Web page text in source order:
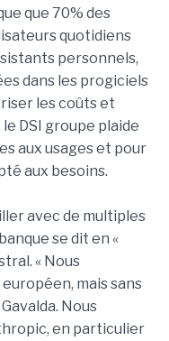
que 70% des
quotidiens
personnels,
dans les progiciels
les coûts et
DSI groupe plaide
aux usages et pour
aux besoins.
avec de multiples
se dit en «
« Nous
mais sans
Nous
en particulier